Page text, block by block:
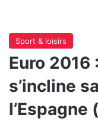
Sport & loisirs
Euro 2016
s’incline
l’Espagne